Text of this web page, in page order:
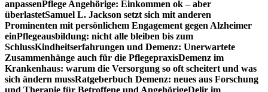
anpassenPflege Angehörige: Einkommen ok – aber
überlastetSamuel L. Jackson setzt sich mit anderen
Prominenten mit persönlichem Engagement gegen Alzheimer
einPflegeausbildung: nicht alle bleiben bis zum
SchlussKindheitserfahrungen und Demenz: Unerwartete
Zusammenhänge auch für die PflegepraxisDemenz im
Krankenhaus: warum die Versorgung so oft scheitert und was
sich ändern mussRatgeberbuch Demenz: neues aus Forschung